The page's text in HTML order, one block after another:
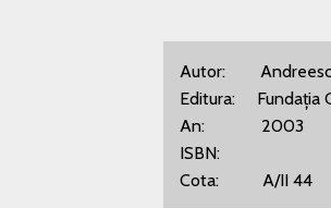
Autor: Andreescu,
Editura: Fundația
An: 2003
ISBN:
Cota: A/II 44